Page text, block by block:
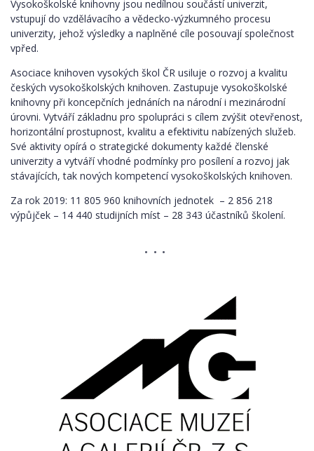
Vysokoškolské knihovny jsou nedílnou součástí univerzit,
vstupují do vzdělávacího a vědecko-výzkumného procesu
univerzity, jehož výsledky a naplněné cíle posouvají společnost
vpřed.
Asociace knihoven vysokých škol ČR usiluje o rozvoj a kvalitu
českých vysokoškolských knihoven. Zastupuje vysokoškolské
knihovny při koncepčních jednáních na národní i mezinárodní
úrovni. Vytváří základnu pro spolupráci s cílem zvýšit otevřenost,
horizontální prostupnost, kvalitu a efektivitu nabízených služeb.
Své aktivity opírá o strategické dokumenty každé členské
univerzity a vytváří vhodné podmínky pro posílení a rozvoj jak
stávajících, tak nových kompetencí vysokoškolských knihoven.
Za rok 2019: 11 805 960 knihovních jednotek – 2 856 218
výpůjček – 14 440 studijních míst – 28 343 účastníků školení.